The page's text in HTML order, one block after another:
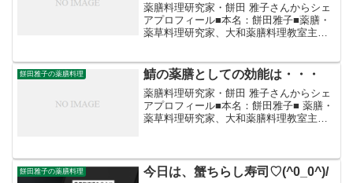
薬膳料理研究家・餅田 雅子さんからシェ
アプロフィール■本名：餅田雅子■薬膳・
薬草料理研究家、大和薬膳料理教室主
味噌カレーを開発、農家起業グループの
ネット販売受託、各地の...
餅田雅子の薬膳料理 鯖の薬膳としての効能は・・・
薬膳料理研究家・餅田 雅子さんからシェ
アプロフィール■本名：餅田雅子■ 薬膳・
薬草料理研究家、大和薬膳料理教室主
味噌カレーを開発、農家起業グループの
ネット販売受託、各地...
餅田雅子の薬膳料理 今日は、蟹ちらし寿司♡(^0_0^)/